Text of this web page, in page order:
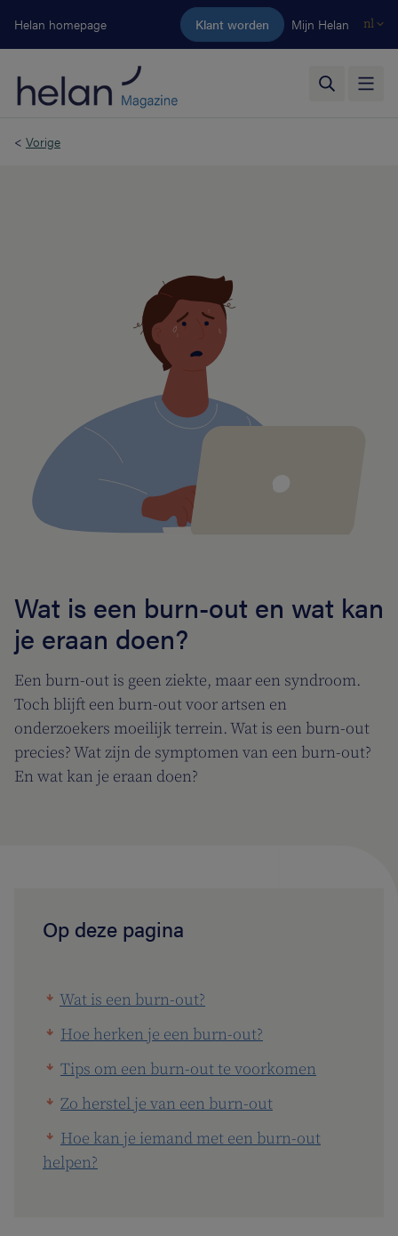
Ga naar de hoofdinhoud
Helan homepage Klant worden Mijn Helan nl
< Vorige
Wat is een burn-out en wat kan
je eraan doen?
Een burn-out is geen ziekte, maar een syndroom.
Toch blijft een burn-out voor artsen en
onderzoekers moeilijk terrein. Wat is een burn-out
precies? Wat zijn de symptomen van een burn-out?
En wat kan je eraan doen?
Op deze pagina
Wat is een burn-out?
Hoe herken je een burn-out?
Tips om een burn-out te voorkomen
Zo herstel je van een burn-out
Hoe kan je iemand met een burn-out
helpen?